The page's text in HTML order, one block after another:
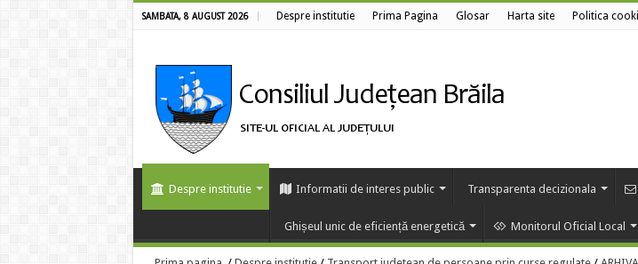
SAMBATA, 8 AUGUST 2026 Despre institutie Prima Pagina Glosar Harta site Politica
Despre institutie Informatii de interes public Transparenta decizionala
Ghișeul unic de eficiență energetică Monitorul Oficial Local